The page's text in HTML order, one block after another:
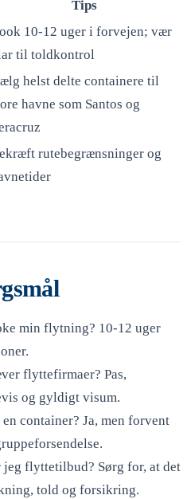
Tips
10-12 uger i forvejen; vær
til toldkontrol
helst delte containere til
havne som Santos og
rutebegrænsninger og
min flytning? 10-12 uger
flyttefirmaer? Pas,
og gyldigt visum.
container? Ja, men forvent
flyttetilbud? Sørg for, at det
told og forsikring.